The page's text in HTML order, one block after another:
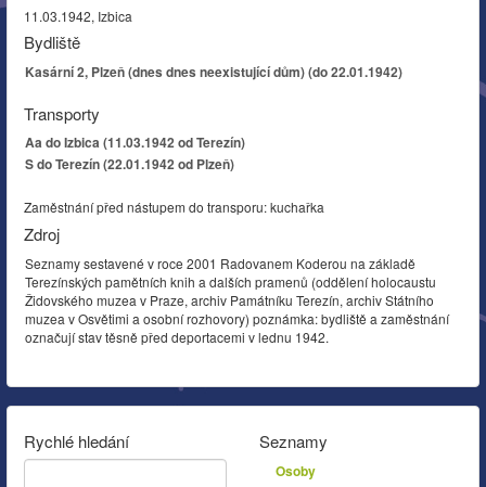
11.03.1942, Izbica
Bydliště
Kasární 2, Plzeň (dnes dnes neexistující dům) (do 22.01.1942)
Transporty
Aa do Izbica (11.03.1942 od Terezín)
S do Terezín (22.01.1942 od Plzeň)
Zaměstnání před nástupem do transporu: kuchařka
Zdroj
Seznamy sestavené v roce 2001 Radovanem Koderou na základě
Terezínských pamětních knih a dalších pramenů (oddělení holocaustu
Židovského muzea v Praze, archiv Památníku Terezín, archiv Státního
muzea v Osvětimi a osobní rozhovory) poznámka: bydliště a zaměstnání
označují stav těsně před deportacemi v lednu 1942.
Rychlé hledání Seznamy
Osoby